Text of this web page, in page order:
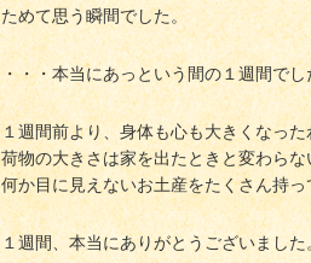
ためて思う瞬間でした。
・・・本当にあっという間の１週間でし
１週間前より、身体も心も大きくなった
荷物の大きさは家を出たときと変わらな
何か目に見えないお土産をたくさん持
１週間、本当にありがとうございました